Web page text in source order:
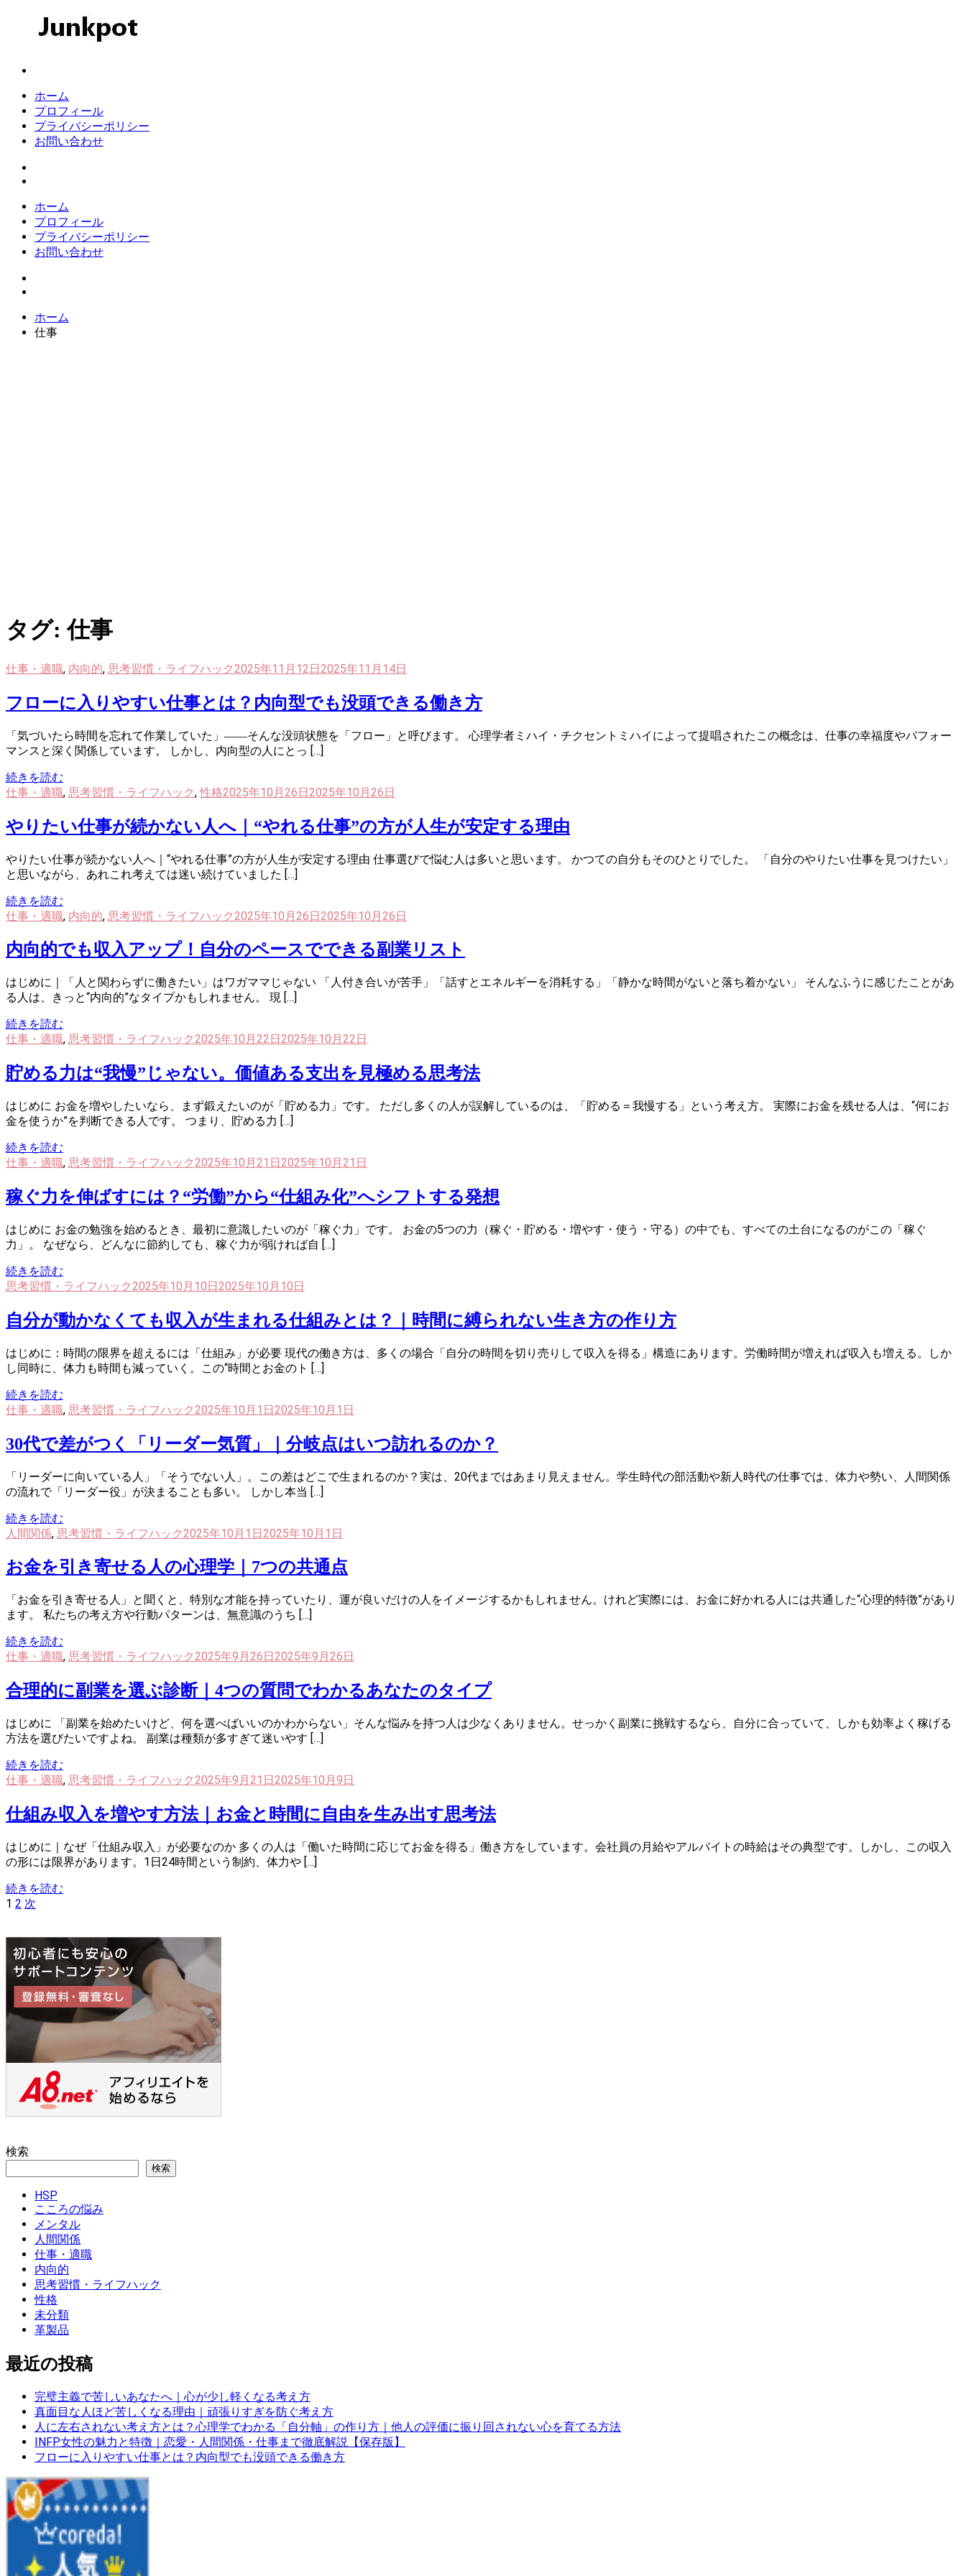
Junkpot
ホーム
プロフィール
プライバシーポリシー
お問い合わせ
ホーム
プロフィール
プライバシーポリシー
お問い合わせ
ホーム
仕事
タグ:仕事
仕事・適職, 内向的, 思考習慣・ライフハック2025年11月12日2025年11月14日
フローに入りやすい仕事とは？内向型でも没頭できる働き方
「気づいたら時間を忘れて作業していた」――そんな没頭状態を「フロー」と呼びます。 心理学者ミハイ・チクセントミハイによって提唱されたこの概念は、仕事の幸福度やパフォー
マンスと深く関係しています。 しかし、内向型の人にとっ […]
続きを読む
仕事・適職, 思考習慣・ライフハック,性格2025年10月26日2025年10月26日
やりたい仕事が続かない人へ｜“やれる仕事”の方が人生が安定する理由
やりたい仕事が続かない人へ｜“やれる仕事”の方が人生が安定する理由 仕事選びで悩む人は多いと思います。 かつての自分もそのひとりでした。 「自分のやりたい仕事を見つけたい」
と思いながら、あれこれ考えては迷い続けていました […]
続きを読む
仕事・適職, 内向的, 思考習慣・ライフハック2025年10月26日2025年10月26日
内向的でも収入アップ！自分のペースでできる副業リスト
はじめに｜「人と関わらずに働きたい」はワガママじゃない 「人付き合いが苦手」「話すとエネルギーを消耗する」「静かな時間がないと落ち着かない」 そんなふうに感じたことがあ
る人は、きっと“内向的”なタイプかもしれません。 現 […]
続きを読む
仕事・適職, 思考習慣・ライフハック2025年10月22日 2025年10月22日
貯める力は“我慢”じゃない。価値ある支出を見極める思考法
はじめに お金を増やしたいなら、まず鍛えたいのが「貯める力」です。 ただし多くの人が誤解しているのは、「貯める＝我慢する」という考え方。 実際にお金を残せる人は、“何にお
金を使うか”を判断できる人です。 つまり、貯める力 […]
続きを読む
仕事・適職, 思考習慣・ライフハック2025年10月21日2025年10月21日
稼ぐ力を伸ばすには？“労働”から“仕組み化”へシフトする発想
はじめに お金の勉強を始めるとき、最初に意識したいのが「稼ぐ力」です。 お金の5つの力（稼ぐ・貯める・増やす・使う・守る）の中でも、すべての土台になるのがこの「稼ぐ
力」。 なぜなら、どんなに節約しても、稼ぐ力が弱ければ自 […]
続きを読む
思考習慣・ライフハック2025年10月10日2025年10月10日
自分が動かなくても収入が生まれる仕組みとは？｜時間に縛られない生き方の作り方
はじめに：時間の限界を超えるには「仕組み」が必要 現代の働き方は、多くの場合「自分の時間を切り売りして収入を得る」構造にあります。労働時間が増えれば収入も増える。しか
し同時に、体力も時間も減っていく。この“時間とお金のト […]
続きを読む
仕事・適職, 思考習慣・ライフハック2025年10月1日2025年10月1日
30代で差がつく「リーダー気質」｜分岐点はいつ訪れるのか？
「リーダーに向いている人」「そうでない人」。この差はどこで生まれるのか？実は、20代まではあまり見えません。学生時代の部活動や新人時代の仕事では、体力や勢い、人間関係
の流れで「リーダー役」が決まることも多い。 しかし本当 […]
続きを読む
人間関係, 思考習慣・ライフハック2025年10月1日2025年10月1日
お金を引き寄せる人の心理学｜7つの共通点
「お金を引き寄せる人」と聞くと、特別な才能を持っていたり、運が良いだけの人をイメージするかもしれません。けれど実際には、お金に好かれる人には共通した“心理的特徴”があり
ます。 私たちの考え方や行動パターンは、無意識のうち […]
続きを読む
仕事・適職, 思考習慣・ライフハック2025年9月26日 2025年9月26日
合理的に副業を選ぶ診断｜4つの質問でわかるあなたのタイプ
はじめに 「副業を始めたいけど、何を選べばいいのかわからない」そんな悩みを持つ人は少なくありません。せっかく副業に挑戦するなら、自分に合っていて、しかも効率よく稼げる
方法を選びたいですよね。 副業は種類が多すぎて迷いやす […]
続きを読む
仕事・適職, 思考習慣・ライフハック2025年9月21日 2025年10月9日
仕組み収入を増やす方法｜お金と時間に自由を生み出す思考法
はじめに｜なぜ「仕組み収入」が必要なのか 多くの人は「働いた時間に応じてお金を得る」働き方をしています。会社員の月給やアルバイトの時給はその典型です。しかし、この収入
の形には限界があります。1日24時間という制約、体力や […]
続きを読む
投
ビ
ゲ
ー
ョ
ン
固
ー
ジ
1 固
ー
ジ
2 次
検索
検索
HSP
こころの悩み
メンタル
人間関係
仕事・適職
内向的
思考習慣・ライフハック
性格
未分類
革製品
最近の投稿
完璧主義で苦しいあなたへ｜心が少し軽くなる考え方
真面目な人ほど苦しくなる理由｜頑張りすぎを防ぐ考え方
人に左右されない考え方とは？心理学でわかる「自分軸」の作り方｜他人の評価に振り回されない心を育てる方法
INFP女性の魅力と特徴｜恋愛・人間関係・仕事まで徹底解説【保存版】
フローに入りやすい仕事とは？内向型でも没頭できる働き方